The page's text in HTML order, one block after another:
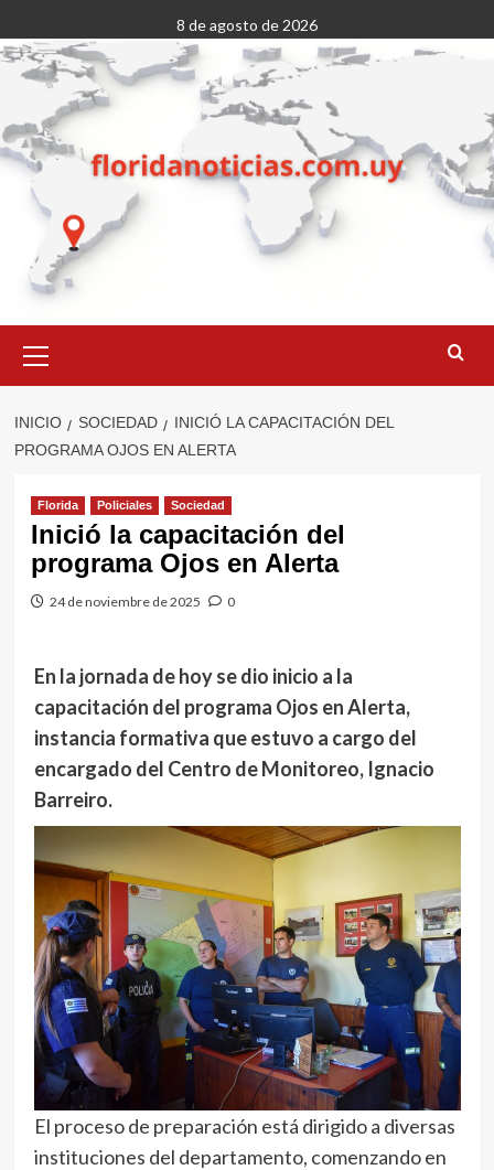
al
contenido
8 de agosto de 2026
primario
INICIO SOCIEDAD
INICIÓ LA CAPACITACIÓN DEL
PROGRAMA OJOS EN ALERTA
Florida Policiales Sociedad
Inició la capacitación del
programa Ojos en Alerta
24 de noviembre de 2025 0
En la jornada de hoy se dio inicio a la
capacitación del programa Ojos en Alerta,
instancia formativa que estuvo a cargo del
encargado del Centro de Monitoreo, Ignacio
Barreiro.
El proceso de preparación está dirigido a diversas
instituciones del departamento, comenzando en